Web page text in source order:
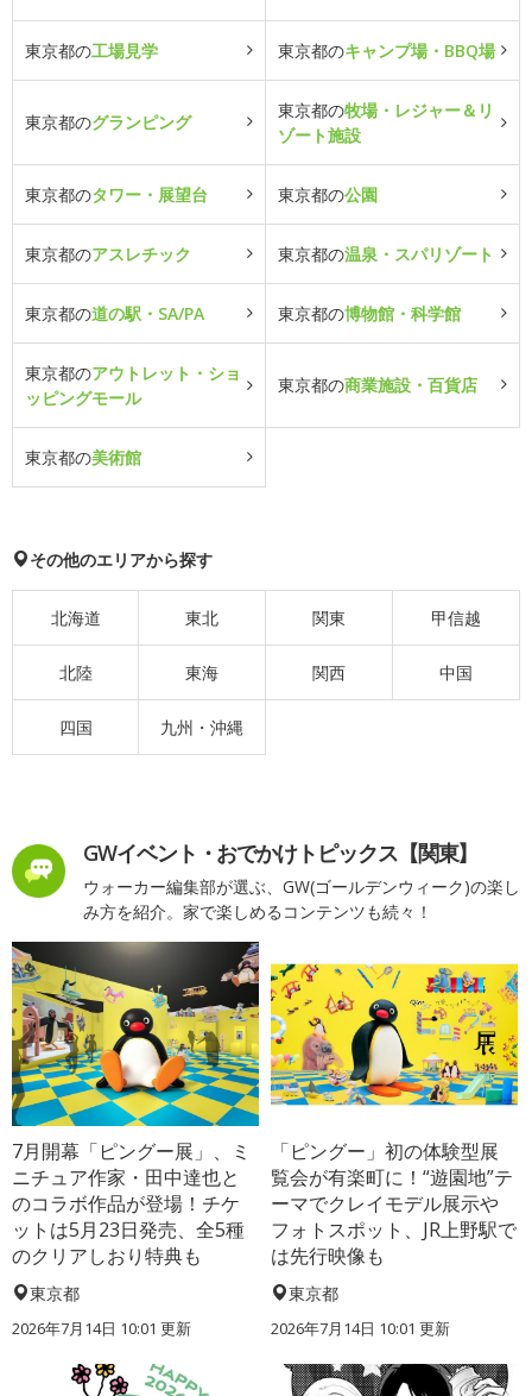
東京都の工場見学 東京都のキャンプ場・BBQ場
東京都のグランピング
東京都の牧場・レジャー＆リ
ゾート施設
東京都のタワー・展望台 東京都の公園
東京都のアスレチック 東京都の温泉・スパリゾート
東京都の道の駅・SA/PA 東京都の博物館・科学館
東京都のアウトレット・ショ
ッピングモール
東京都の商業施設・百貨店
東京都の美術館
その他のエリアから探す
北海道 東北 関東 甲信越
北陸 東海 関西 中国
四国 九州・沖縄
GWイベント・おでかけトピックス【関東】
ウォーカー編集部が選ぶ、GW(ゴールデンウィーク)の楽し
み方を紹介。家で楽しめるコンテンツも続々！
7月開幕「ピングー展」、ミ
ニチュア作家・田中達也と
のコラボ作品が登場！チケ
ットは5月23日発売、全5種
のクリアしおり特典も
東京都
2026年7月14日 10:01 更新
「ピングー」初の体験型展
覧会が有楽町に！“遊園地”テ
ーマでクレイモデル展示や
フォトスポット、JR上野駅で
は先行映像も
東京都
2026年7月14日 10:01 更新